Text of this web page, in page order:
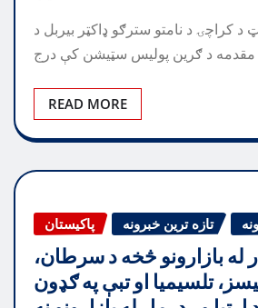
کراچۍ د نامتو سترګو ډاکټر بیربل د
READ MORE
پاکیستان تازه ترین خبرونه
له بازارونو څخه د سرطان،
تلسیمیا او تبې په ګډون